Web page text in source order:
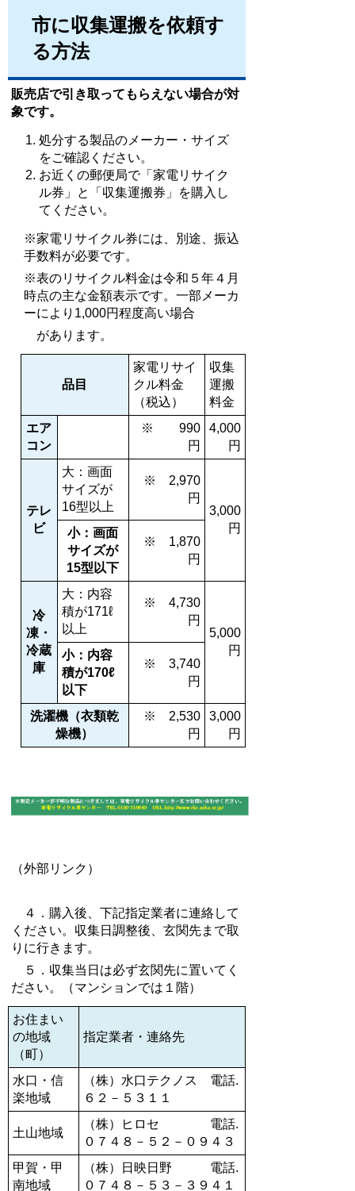
市に収集運搬を依頼す
る方法
販売店で引き取ってもらえない場合が対
象です。
処分する製品のメーカー・サイズ
をご確認ください。
お近くの郵便局で「家電リサイク
ル券」と「収集運搬券」を購入し
てください。
※家電リサイクル券には、別途、振込
手数料が必要です。
※表のリサイクル料金は令和５年４月
時点の主な金額表示です。一部メーカ
ーにより1,000円程度高い場合
があります。
品目
家電リサイ
クル料金
（税込）
収集
運搬
料金
エア
コン
※ 990
円
4,000
円
テレ
ビ
大：画面
サイズが
16型以上
※ 2,970
円
3,000
円
小：画面
サイズが
15型以下
※ 1,870
円
冷
凍・
冷蔵
庫
大：内容
積が171ℓ
以上
※ 4,730
円
5,000
円
小：内容
積が170ℓ
以下
※ 3,740
円
洗濯機（衣類乾
燥機）
※ 2,530
円
3,000
円
（外部リンク）
４．購入後、下記指定業者に連絡して
ください。収集日調整後、玄関先まで取
りに行きます。
５．収集当日は必ず玄関先に置いてく
ださい。（マンションでは１階）
お住まい
の地域
（町）
指定業者・連絡先
水口・信
楽地域
（株）水口テクノス 電話.
６２－５３１１
土山地域
（株）ヒロセ 電話.
０７４８－５２－０９４３
甲賀・甲
南地域
（株）日映日野 電話.
０７４８－５３－３９４１